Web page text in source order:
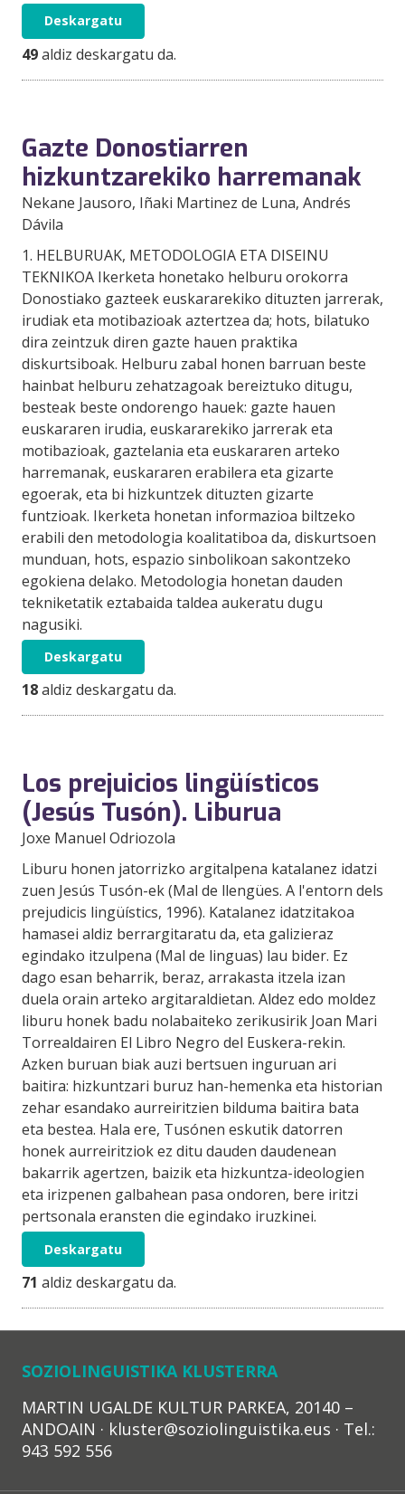
Deskargatu
49aldiz deskargatu da.
Gazte Donostiarren
hizkuntzarekiko harremanak
Nekane Jausoro, Iñaki Martinez de Luna, Andrés
Dávila
1. HELBURUAK, METODOLOGIA ETA DISEINU
TEKNIKOA Ikerketa honetako helburu orokorra
Donostiako gazteek euskararekiko dituzten jarrerak,
irudiak eta motibazioak aztertzea da; hots, bilatuko
dira zeintzuk diren gazte hauen praktika
diskurtsiboak. Helburu zabal honen barruan beste
hainbat helburu zehatzagoak bereiztuko ditugu,
besteak beste ondorengo hauek: gazte hauen
euskararen irudia, euskararekiko jarrerak eta
motibazioak, gaztelania eta euskararen arteko
harremanak, euskararen erabilera eta gizarte
egoerak, eta bi hizkuntzek dituzten gizarte
funtzioak. Ikerketa honetan informazioa biltzeko
erabili den metodologia koali­tati­boa da, diskurtsoen
munduan, hots, espazio sinbolikoan sakontzeko
egokiena delako. Metodologia honetan dauden
tekniketatik eztabaida taldea aukera­tu dugu
nagusiki.
Deskargatu
18aldiz deskargatu da.
Los prejuicios lingüísticos
(Jesús Tusón). Liburua
Joxe Manuel Odriozola
Liburu honen jatorrizko argitalpena katalanez idatzi
zuen Jesús Tusón-ek (Mal de llengües. A l'entorn dels
prejudicis lingüístics, 1996). Katalanez idatzitakoa
hamasei aldiz berrargitaratu da, eta galizieraz
egindako itzulpena (Mal de linguas) lau bider. Ez
dago esan beharrik, beraz, arrakasta itzela izan
duela orain arteko argitaraldietan. Aldez edo moldez
liburu honek badu nolabaiteko zerikusirik Joan Mari
Torrealdairen El Libro Negro del Euskera-rekin.
Azken buruan biak auzi bertsuen inguruan ari
baitira: hizkuntzari buruz han-hemenka eta historian
zehar esandako aurreiritzien bilduma baitira bata
eta bestea. Hala ere, Tusónen eskutik datorren
honek aurreiritziok ez ditu dauden daudenean
bakarrik agertzen, baizik eta hizkuntza-ideologien
eta irizpenen galbahean pasa ondoren, bere iritzi
pertsonala eransten die egindako iruzkinei.
Deskargatu
71 aldiz deskargatu da.
SOZIOLINGUISTIKA KLUSTERRA
MARTIN UGALDE KULTUR PARKEA, 20140 –
ANDOAIN · kluster@soziolinguistika.eus · Tel.:
943 592 556